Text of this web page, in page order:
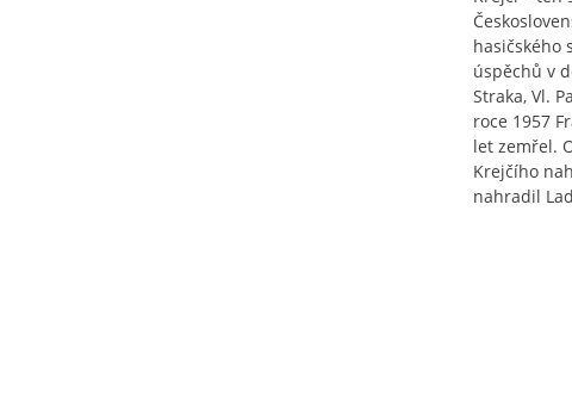
hasičského
úspěchů v
Straka, Vl.
roce 1957
let zemřel.
Krejčího
nahradil